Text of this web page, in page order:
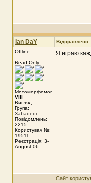
Ian DaY Відправлено:
Offline
Read Only
Метаморфомаг
VIII
Вигляд: --
Група:
Забанені
Повідомлень:
2215
Користувач №:
19511
Реєстрація: 3-
August 06
Я играю
Сайт